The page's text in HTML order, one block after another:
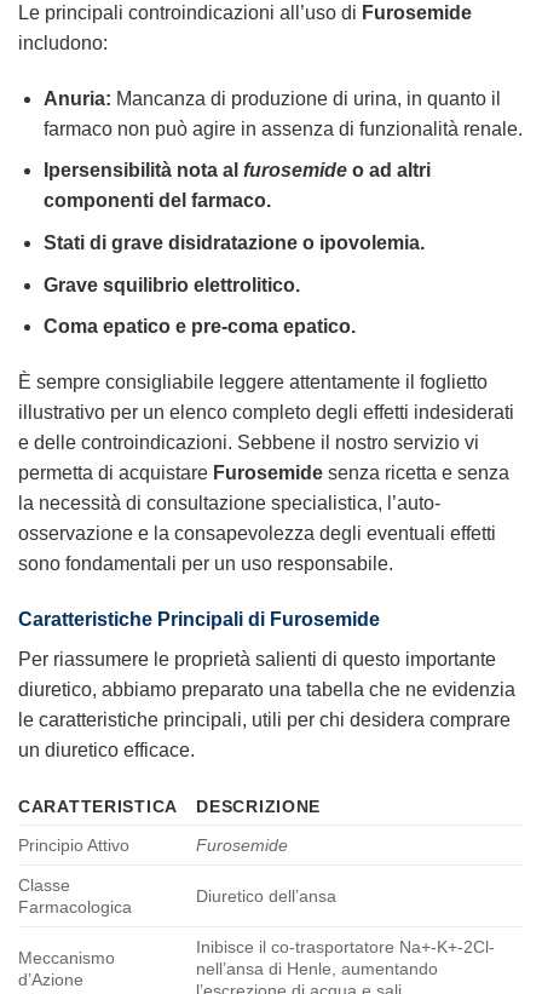
Le principali controindicazioni all’uso di Furosemide
includono:
Anuria: Mancanza di produzione di urina, in quanto il
farmaco non può agire in assenza di funzionalità renale.
Ipersensibilità nota al furosemideo ad altri
componenti del farmaco.
Stati di grave disidratazione o ipovolemia.
Grave squilibrio elettrolitico.
Coma epatico e pre-coma epatico.
È sempre consigliabile leggere attentamente il foglietto
illustrativo per un elenco completo degli effetti indesiderati
e delle controindicazioni. Sebbene il nostro servizio vi
permetta di acquistare Furosemide senza ricetta e senza
la necessità di consultazione specialistica, l’auto-
osservazione e la consapevolezza degli eventuali effetti
sono fondamentali per un uso responsabile.
Caratteristiche Principali di Furosemide
Per riassumere le proprietà salienti di questo importante
diuretico, abbiamo preparato una tabella che ne evidenzia
le caratteristiche principali, utili per chi desidera comprare
un diuretico efficace.
CARATTERISTICA
DESCRIZIONE
Principio Attivo
Furosemide
Classe
Farmacologica
Diuretico dell’ansa
Meccanismo
d’Azione
Inibisce il co-trasportatore Na+-K+-2Cl-
nell’ansa di Henle, aumentando